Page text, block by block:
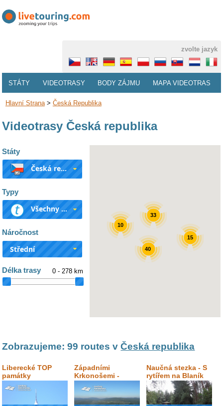
zvolte jazyk
STÁTY VIDEOTRASY BODY ZÁJMU MAPA VIDEOTRAS
Hlavní Strana> Česká Republika
Videotrasy Česká republika
Státy
Česká republika
Typy
Všechny typy
Náročnost
Střední
Délka trasy 0 - 278 km
33
10
15
40
Zobrazujeme: 99 routes vČeská republika
Liberecké TOP
památky
Západními
Krkonošemi -
cyklotrasa
Naučná stezka - S
rytířem na Blaník